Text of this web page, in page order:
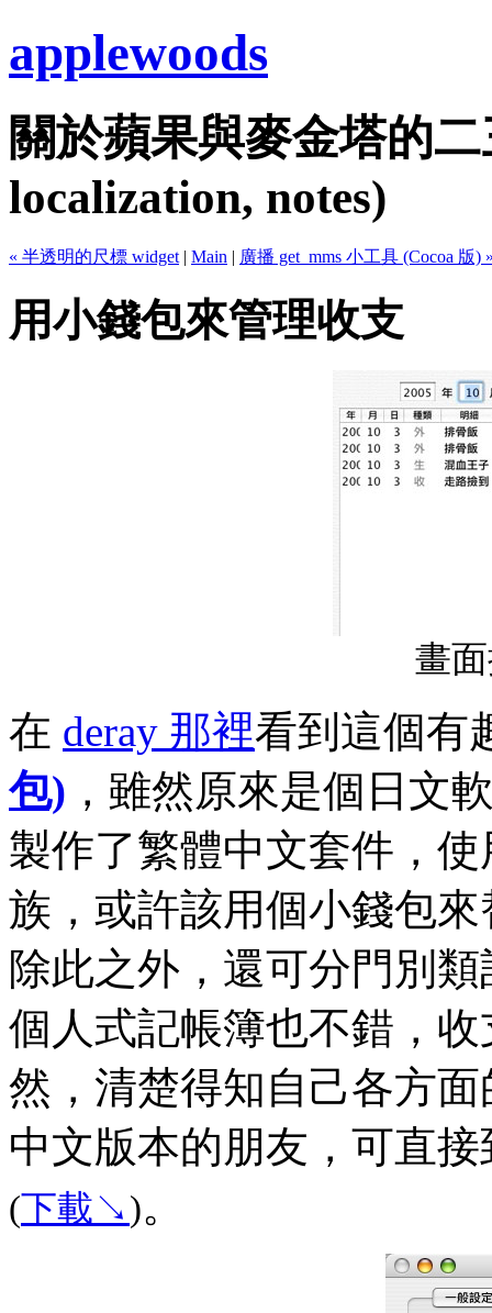
applewoods
關於蘋果與麥金塔的
localization, notes)
« 半透明的尺標 widget | Main | 廣播 get_mms 小工具 (Cocoa 版)
用小錢包來管理收支
畫
在 deray 那裡看到這個有
包) ，雖然原來是個日文
製作了繁體中文套件，
族，或許該用個小錢包
除此之外，還可分門別
個人式記帳簿也不錯，
然，清楚得知自己各方
中文版本的朋友，可直
(下載↘)。